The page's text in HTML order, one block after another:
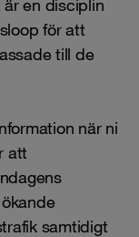
är en disciplin
för att
till de
när ni
att
samtidigt